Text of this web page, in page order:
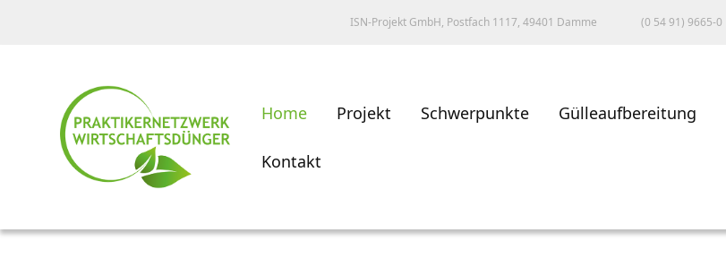
ISN-Projekt GmbH, Postfach 1117, 49401 Damme (0 54 91) 9665-0
Home Projekt Schwerpunkte Gülleaufbereitung
Kontakt